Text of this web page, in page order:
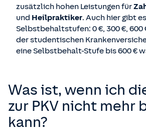
zusätzlich hohen Leistungen für
und Heilpraktiker. Auch hier gibt
Selbstbehaltstufen: 0 €, 300 €, 600
der studentischen
eine Selbstbehalt-Stufe bis 600 €
Was ist, wenn ich
zur PKV nicht mehr
kann?